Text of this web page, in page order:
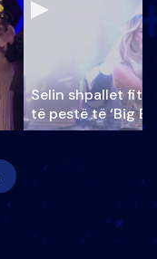
Selin shpallet
të pestë të ‘Big